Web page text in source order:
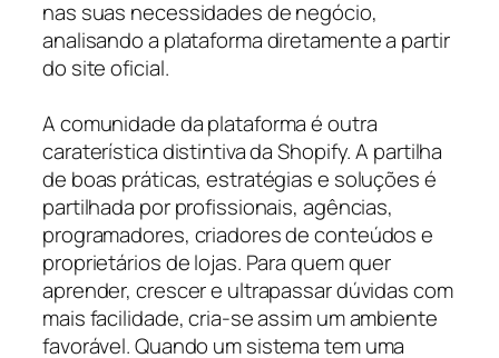
nas suas necessidades de negócio,
analisando a plataforma diretamente a partir
do site oficial.
A comunidade da plataforma é outra
caraterística distintiva da Shopify. A partilha
de boas práticas, estratégias e soluções é
partilhada por profissionais, agências,
programadores, criadores de conteúdos e
proprietários de lojas. Para quem quer
aprender, crescer e ultrapassar dúvidas com
mais facilidade, cria-se assim um ambiente
favorável. Quando um sistema tem uma